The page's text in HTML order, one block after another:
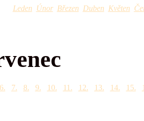
Leden Únor Březen Duben Květen
6. 7. 8. 9. 10. 11. 12. 13. 14. 15.